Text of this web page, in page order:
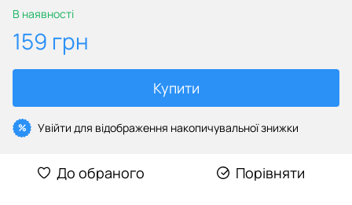
В наявності
159 грн
Купити
% Увійти для відображення накопичувальної знижки
До обраного Порівняти